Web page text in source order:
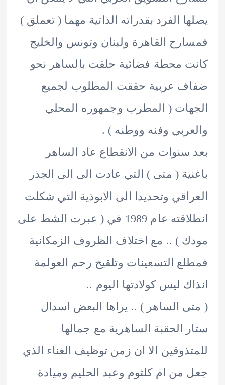
الفرد بقدراته الذاتية مهما ( تعملق )
القاهرة ولبنان وتونس والخليج
محطة فضائية حلقت بالساهر نحو
عربية حققت المطلوب لجميع
( المطرب وجمهوره المحلي
وفنه ووطنه ) .
من الانقطاع عاد الساهر
( متى ) التي عادت الى الى الجذر
وتحديدا الى الابوذية التي شكلت
انطلاقته عام 1989 في ( عبرت الشط على
) .. مع اختلاف الظروف الزمكانية
التسعينات وتلقيح رحم العولمة
ليس كولادتها اليوم ..
الساهر ) .. يراها البعض اسدال
الحقبة الساهرية مع جمالها
الا ان زمن توظيف الغناء الذي
ام كلثوم وعبد الحليم وميادة